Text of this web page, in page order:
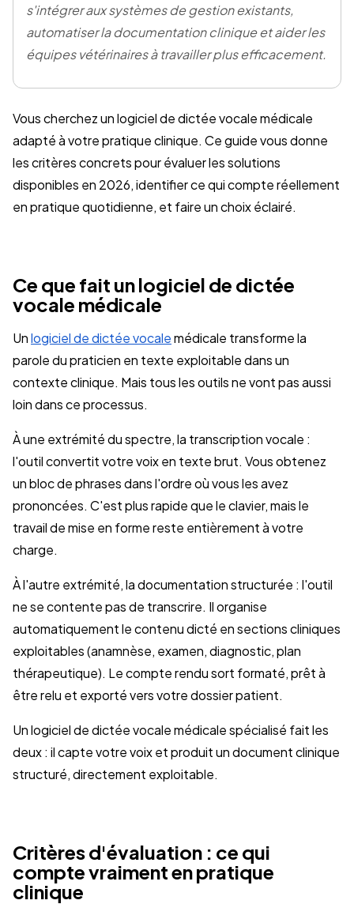
s'intégrer aux systèmes de gestion existants,
automatiser la documentation clinique et aider les
équipes vétérinaires à travailler plus efficacement.
Vous cherchez un logiciel de dictée vocale médicale
adapté à votre pratique clinique. Ce guide vous donne
les critères concrets pour évaluer les solutions
disponibles en 2026, identifier ce qui compte réellement
en pratique quotidienne, et faire un choix éclairé.
Ce que fait un logiciel de dictée
vocale médicale
Unlogiciel de dictée vocalemédicale transforme la
parole du praticien en texte exploitable dans un
contexte clinique. Mais tous les outils ne vont pas aussi
loin dans ce processus.
À une extrémité du spectre, la transcription vocale :
l'outil convertit votre voix en texte brut. Vous obtenez
un bloc de phrases dans l'ordre où vous les avez
prononcées. C'est plus rapide que le clavier, mais le
travail de mise en forme reste entièrement à votre
charge.
À l'autre extrémité, la documentation structurée : l'outil
ne se contente pas de transcrire. Il organise
automatiquement le contenu dicté en sections cliniques
exploitables (anamnèse, examen, diagnostic, plan
thérapeutique). Le compte rendu sort formaté, prêt à
être relu et exporté vers votre dossier patient.
Un logiciel de dictée vocale médicale spécialisé fait les
deux : il capte votre voix et produit un document clinique
structuré, directement exploitable.
Critères d'évaluation : ce qui
compte vraiment en pratique
clinique